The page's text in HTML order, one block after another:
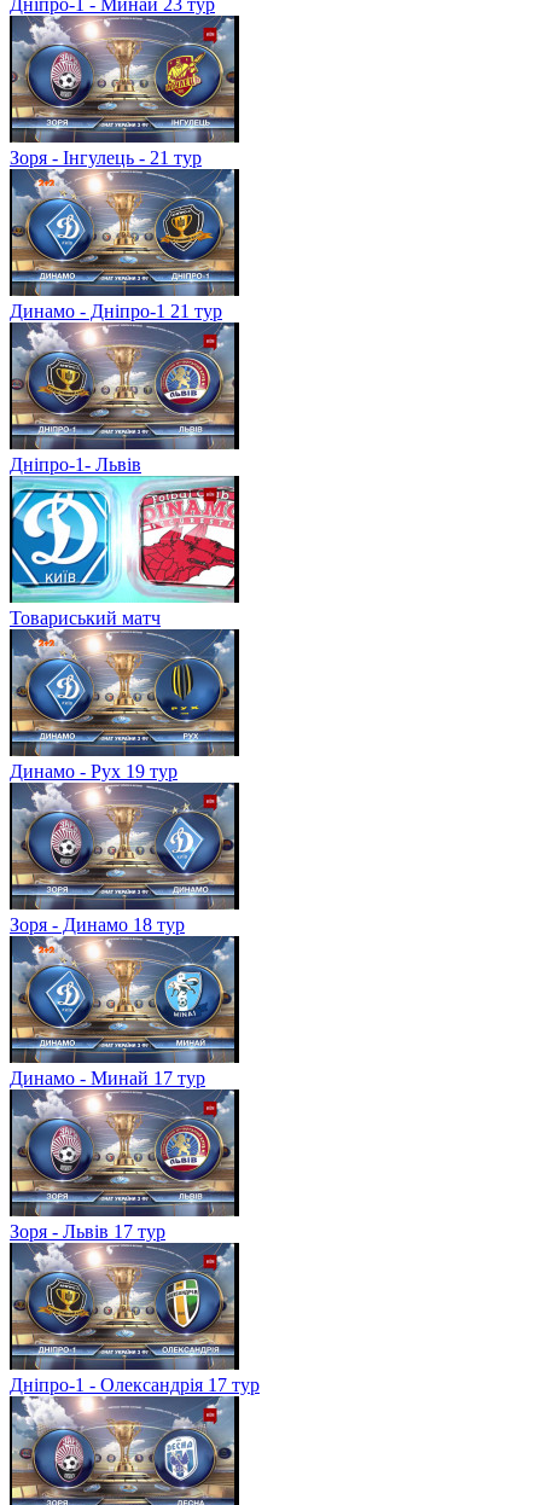
Зоря - Інгулець - 21 тур
Динамо - Дніпро-1 21 тур
Дніпро-1- Львів
Товариський матч
Динамо - Рух 19 тур
Зоря - Динамо 18 тур
Динамо - Минай 17 тур
Зоря - Львів 17 тур
Дніпро-1 - Олександрія 17 тур